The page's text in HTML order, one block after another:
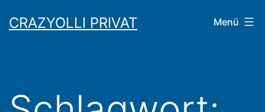
Inhalt
CRAZYOLLI PRIVAT Menü